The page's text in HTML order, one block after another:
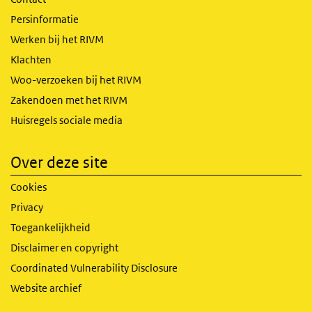
Persinformatie
Werken bij het RIVM
Klachten
Woo-verzoeken bij het RIVM
Zakendoen met het RIVM
Huisregels sociale media
Over deze site
Cookies
Privacy
Toegankelijkheid
Disclaimer en copyright
Coordinated Vulnerability Disclosure
Website archief